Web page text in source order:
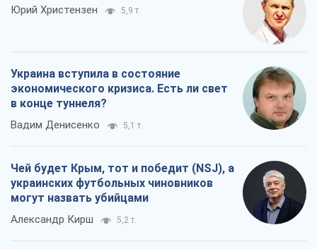
Юрий Христензен 5,9 т.
Украина вступила в состояние
экономического кризиса. Есть ли свет
в конце туннеля?
Вадим Денисенко 5,1 т.
Чей будет Крым, тот и победит (NSJ), а
украинских футбольных чиновников
могут назвать убийцами
Александр Кирш 5,2 т.